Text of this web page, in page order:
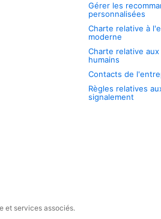
Gérer les
personnalisées
Charte relative à
moderne
Charte relative
humains
Contacts de
Règles relatives
signalement
et services associés.